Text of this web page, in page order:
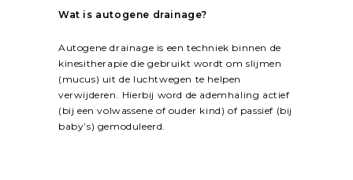
Wat is autogene drainage?
Autogene drainage is een techniek binnen de
kinesitherapie die gebruikt wordt om slijmen
(mucus) uit de luchtwegen te helpen
verwijderen. Hierbij word de ademhaling actief
(bij een volwassene of ouder kind) of passief (bij
baby’s) gemoduleerd.